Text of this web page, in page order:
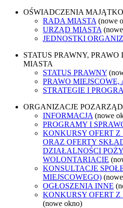
OŚWIADCZENIA
RADA MIASTA (nowe
URZĄD MIASTA
JEDNOSTKI
STATUS PRAWNY,
MIASTA
STATUS PRAWNY
PRAWO
STRATEGIE I
ORGANIZACJE
INFORMACJA (nowe
PROGRAMY I
KONKURSY OFERT
ORAZ OFERTY
DZIAŁALNOŚCI
WOLONTARIACIE
KONSULTACJE
MIEJSCOWEGO)
OGŁOSZENIA INNE
KONKURSY OFERT
(nowe okno)